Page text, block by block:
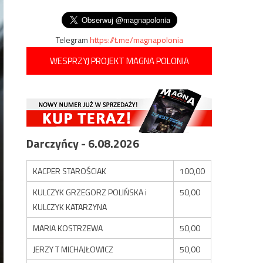
Telegramhttps://t.me/magnapolonia
WESPRZYJ PROJEKT MAGNA POLONIA
Darczyńcy - 6.08.2026
KACPER STAROŚCIAK
100,00
KULCZYK GRZEGORZ POLIŃSKA i
KULCZYK KATARZYNA
50,00
MARIA KOSTRZEWA
50,00
JERZY T MICHAJŁOWICZ
50,00